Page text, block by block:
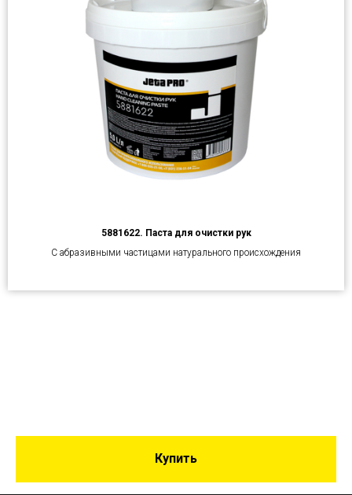
5881622. Паста для очистки рук
С абразивными частицами натурального происхождения
Купить